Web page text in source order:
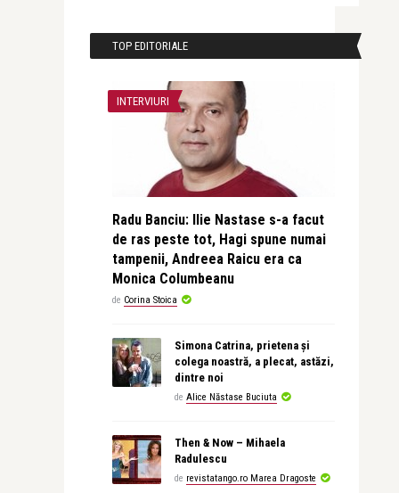
TOP EDITORIALE
INTERVIURI
Radu Banciu: Ilie Nastase s-a facut
de ras peste tot, Hagi spune numai
tampenii, Andreea Raicu era ca
Monica Columbeanu
de Corina Stoica
Simona Catrina, prietena și
colega noastră, a plecat, astăzi,
dintre noi
de Alice Năstase Buciuta
Then & Now – Mihaela
Radulescu
de revistatango.ro Marea Dragoste